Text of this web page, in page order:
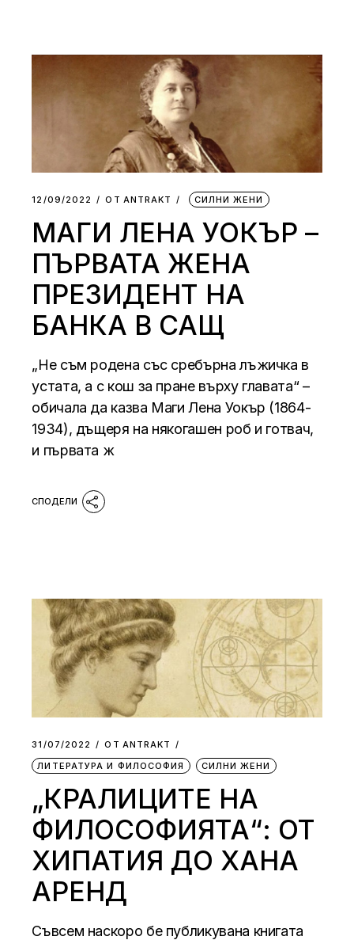
12/09/2022 ОТ АNTRAKT СИЛНИ ЖЕНИ
МАГИ ЛЕНА УОКЪР –
ПЪРВАТА ЖЕНА
ПРЕЗИДЕНТ НА
БАНКА В САЩ
„Не съм родена със сребърна лъжичка в
устата, а с кош за пране върху главата“ –
обичала да казва Маги Лена Уокър (1864-
1934), дъщеря на някогашен роб и готвач,
и първата ж
31/07/2022 ОТ АNTRAKT
ЛИТЕРАТУРА И ФИЛОСОФИЯ
СИЛНИ ЖЕНИ
„КРАЛИЦИТЕ НА
ФИЛОСОФИЯТА“: ОТ
ХИПАТИЯ ДО ХАНА
АРЕНД
Съвсем наскоро бе публикувана книгата